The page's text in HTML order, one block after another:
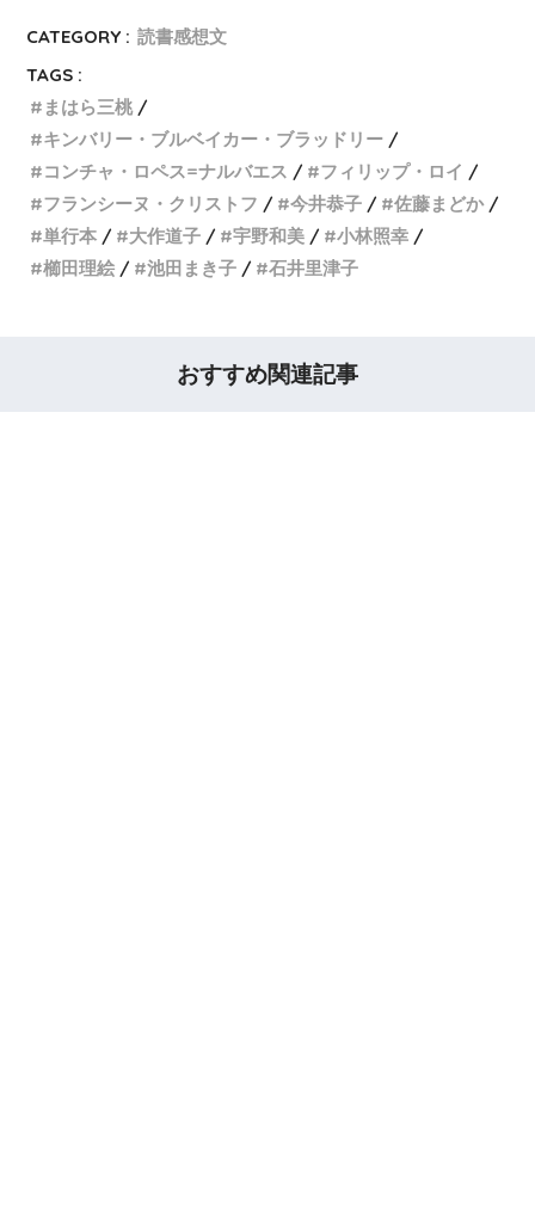
CATEGORY : 読書感想文
TAGS :
まはら三桃
キンバリー・ブルベイカー・ブラッドリー
コンチャ・ロペス=ナルバエス
フィリップ・ロイ
フランシーヌ・クリストフ
今井恭子
佐藤まどか
単行本
大作道子 宇野和美
小林照幸
櫛田理絵
池田まき子 石井里津子
おすすめ関連記事